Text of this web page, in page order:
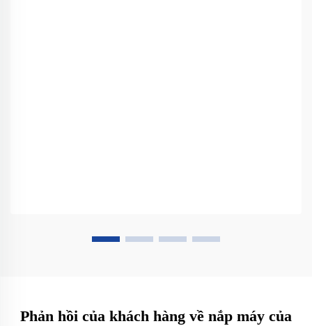
Phản hồi của khách hàng về nắp máy của